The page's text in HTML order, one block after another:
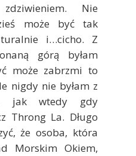
Nie
może być tak
i…cicho. Z
górą byłam
może zabrzmi to
nigdy nie byłam z
jak wtedy gdy
Throng La. Długo
że osoba, która
Morskim Okiem,